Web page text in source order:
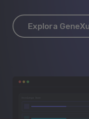
Explora